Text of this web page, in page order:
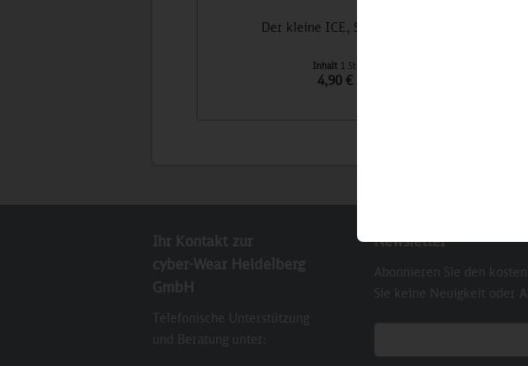
Der kleine ICE, Spielfigur
Inhalt 1 St
4,90 €
Ihr Kontakt zur
cyber-Wear Heidelberg
GmbH
Telefonische Unterstützung
und Beratung unter:
Newsletter
Abonnieren Sie den
Sie keine Neuigkeit oder